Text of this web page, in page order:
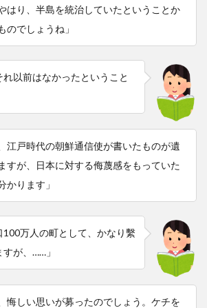
はり、半島を統治していたということか
のでしょうね」
れ以前はなかったということ
江戸時代の朝鮮通信使が書いたものが遺
すが、日本に対する侮蔑感をもっていた
かります」
100万人の町として、かなり繫
が、……」
悔しい思いが募ったのでしょう。ケチを